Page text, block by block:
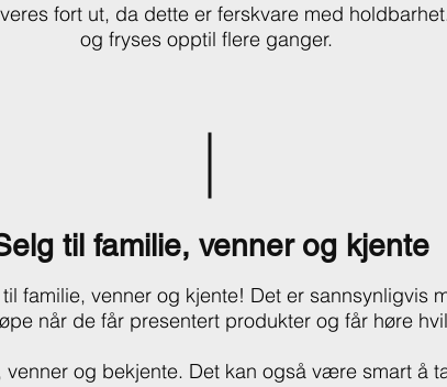
fort ut, da dette er ferskvare med
og fryses opptil flere ganger.
til familie, venner og kjente
familie, venner og kjente! Det er sannsynligvis
når de får presentert produkter og får høre
venner og bekjente. Det kan også være smart å